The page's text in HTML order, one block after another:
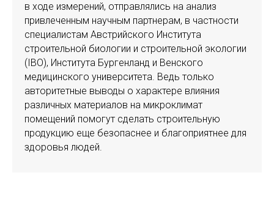
в ходе измерений, отправлялись на анализ
привлеченным научным партнерам, в частности
специалистам Австрийского Института
строительной биологии и строительной экологии
(IBO), Института Бургенланд и Венского
медицинского университета. Ведь только
авторитетные выводы о характере влияния
различных материалов на микроклимат
помещений помогут сделать строительную
продукцию еще безопаснее и благоприятнее для
здоровья людей.